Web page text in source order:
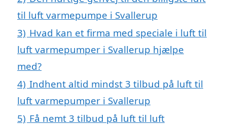
til luft varmepumpe i Svallerup
3) Hvad kan et firma med speciale i luft til
luft varmepumper i Svallerup hjælpe
med?
4) Indhent altid mindst 3 tilbud på luft til
luft varmepumper i Svallerup
5) Få nemt 3 tilbud på luft til luft